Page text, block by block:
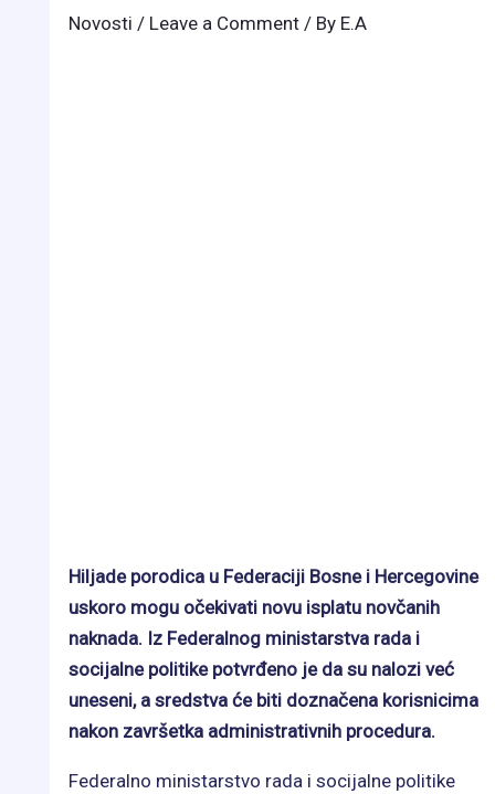
Novosti / Leave a Comment / By E.A
Hiljade porodica u Federaciji Bosne i Hercegovine
uskoro mogu očekivati novu isplatu novčanih
naknada. Iz Federalnog ministarstva rada i
socijalne politike potvrđeno je da su nalozi već
uneseni, a sredstva će biti doznačena korisnicima
nakon završetka administrativnih procedura.
Federalno ministarstvo rada i socijalne politike